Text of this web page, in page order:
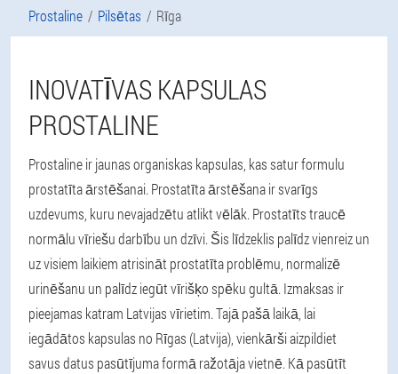
Prostaline Pilsētas Rīga
INOVATĪVAS KAPSULAS
PROSTALINE
Prostaline ir jaunas organiskas kapsulas, kas satur formulu
prostatīta ārstēšanai. Prostatīta ārstēšana ir svarīgs
uzdevums, kuru nevajadzētu atlikt vēlāk. Prostatīts traucē
normālu vīriešu darbību un dzīvi. Šis līdzeklis palīdz vienreiz un
uz visiem laikiem atrisināt prostatīta problēmu, normalizē
urinēšanu un palīdz iegūt vīrišķo spēku gultā. Izmaksas ir
pieejamas katram Latvijas vīrietim. Tajā pašā laikā, lai
iegādātos kapsulas no Rīgas (Latvija), vienkārši aizpildiet
savus datus pasūtījuma formā ražotāja vietnē. Kā pasūtīt